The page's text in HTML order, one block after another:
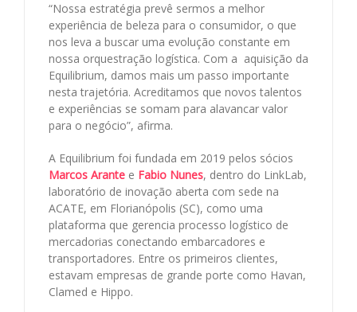
“Nossa estratégia prevê sermos a melhor
experiência de beleza para o consumidor, o que
nos leva a buscar uma evolução constante em
nossa orquestração logística. Com a aquisição da
Equilibrium, damos mais um passo importante
nesta trajetória. Acreditamos que novos talentos
e experiências se somam para alavancar valor
para o negócio”, afirma.
A Equilibrium foi fundada em 2019 pelos sócios
Marcos Arante e Fabio Nunes, dentro do LinkLab,
laboratório de inovação aberta com sede na
ACATE, em Florianópolis (SC), como uma
plataforma que gerencia processo logístico de
mercadorias conectando embarcadores e
transportadores. Entre os primeiros clientes,
estavam empresas de grande porte como Havan,
Clamed e Hippo.